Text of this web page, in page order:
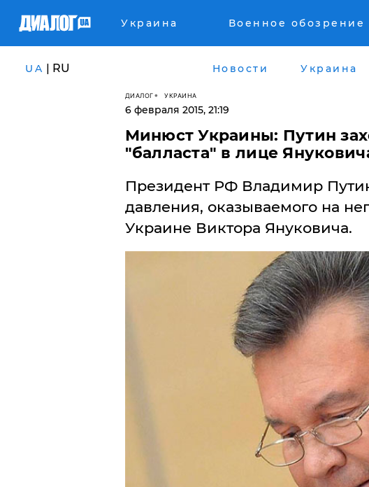
Украина Военное обозрение
UA | RU Новости Украина
ДИАЛОГ УКРАИНА
6 февраля 2015, 21:19
Минюст Украины: Путин
"балласта" в лице
Президент РФ Владимир
давления, оказываемого на
Украине Виктора Януковича.